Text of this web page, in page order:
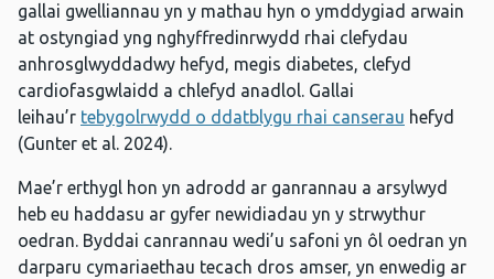
gallai gwelliannau yn y mathau hyn o ymddygiad arwain
at ostyngiad yng nghyffredinrwydd rhai clefydau
anhrosglwyddadwy hefyd, megis diabetes, clefyd
cardiofasgwlaidd a chlefyd anadlol. Gallai
leihau’r tebygolrwydd o ddatblygu rhai canserau hefyd
(Gunter et al. 2024).
Mae’r erthygl hon yn adrodd ar ganrannau a arsylwyd
heb eu haddasu ar gyfer newidiadau yn y strwythur
oedran. Byddai canrannau wedi’u safoni yn ôl oedran yn
darparu cymariaethau tecach dros amser, yn enwedig ar